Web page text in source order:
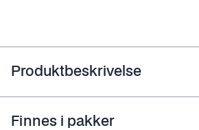
Produktbeskrivelse
Finnes i pakker